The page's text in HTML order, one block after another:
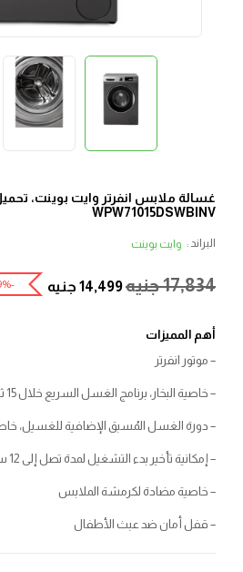
WPW71015DSWBINV
البراند : وايت بوينت
17,834جنيه14,499 جنيه -19%
أهم المميزات
– موتور انفرتر
– خاصية البخار، برنامج الغسل السريع خلال 15 ثانية
– دورة الغسل المُسبق الإضافية للغسيل،
– إمكانية تأخير بدء التشغيل لمدة تصل إلى 12 ساعة
– خاصية مضادة لكرمشة الملابس
– قفل أمان ضد عبث الأطفال